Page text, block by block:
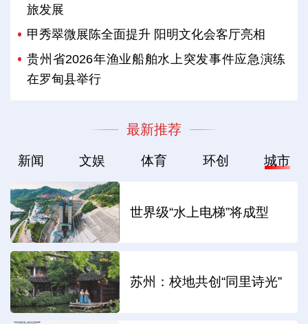
旅发展
甲秀翠微展陈全面提升 阳明文化会客厅亮相
贵州省2026年渔业船舶水上突发事件应急演练
在罗甸县举行
最新推荐
新闻 文娱 体育 环创 城市
世界级“水上电梯”将成型
苏州：校地共创“同里诗光”